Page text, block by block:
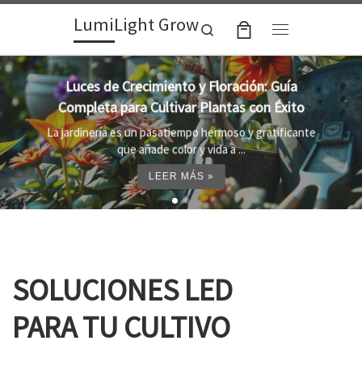
Skip to contentLumiLight Grow
Search
Lámparas para indoor: la clave para un
crecimiento óptimo de tus plantas
Al cultivar plantas en el interior, es importante
proporcionar el entorno adecuado ...
LEER MÁS »
SOLUCIONES LED
PARA TU CULTIVO